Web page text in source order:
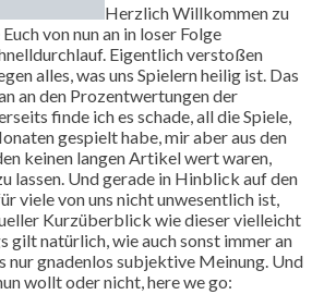
Herzlich Willkommen zu
von nun an in loser Folge
Eigentlich verstoßen
alles, was uns Spielern heilig ist. Das
an den Prozentwertungen der
finde ich es schade, all die Spiele,
gespielt habe, mir aber aus den
keinen langen Artikel wert waren,
lassen. Und gerade in Hinblick auf den
viele von uns nicht unwesentlich ist,
Kurzüberblick wie dieser vielleicht
gilt natürlich, wie auch sonst immer an
nur gnadenlos subjektive Meinung. Und
wollt oder nicht, here we go: